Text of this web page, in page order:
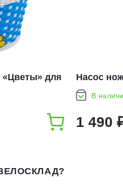
«Цветы» для
Насос
В
1 490